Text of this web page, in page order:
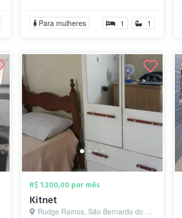
Para mulheres 1 1
R$ 1.200,00 por mês
Kitnet
Rudge Ramos, São Bernardo do Campo - SP